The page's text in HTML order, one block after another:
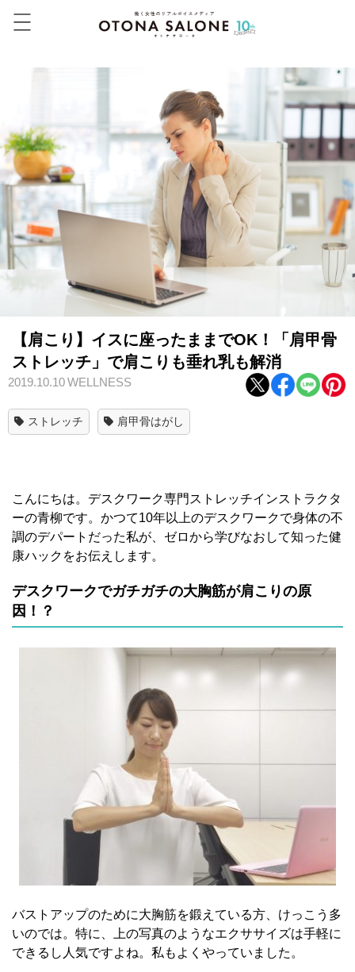
【肩こり】イスに座ったままでOK！「肩甲骨
ストレッチ」で肩こりも垂れ乳も解消
2019.10.10WELLNESS
ストレッチ 肩甲骨はがし
こんにちは。デスクワーク専門ストレッチインストラクタ
ーの青柳です。かつて10年以上のデスクワークで身体の不
調のデパートだった私が、ゼロから学びなおして知った健
康ハックをお伝えします。
デスクワークでガチガチの大胸筋が肩こりの原
因！？
バストアップのために大胸筋を鍛えている方、けっこう多
いのでは。特に、上の写真のようなエクササイズは手軽に
できるし人気ですよね。私もよくやっていました。